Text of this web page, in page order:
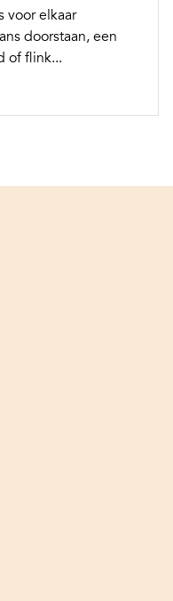
voor elkaar
doorstaan, een
of flink...